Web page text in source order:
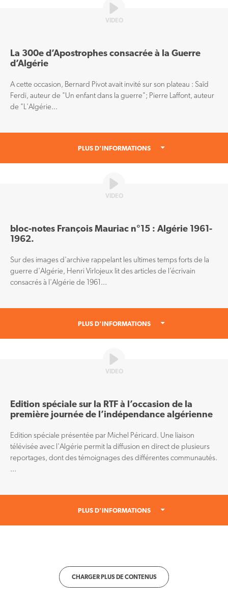
VIDEO
La 300e d’Apostrophes consacrée à la Guerre
d’Algérie
A cette occasion, Bernard Pivot avait invité sur son plateau : Saïd
Ferdi, auteur de "Un enfant dans la guerre"; Pierre Laffont, auteur
de "L'Algérie...
PLUS D'INFORMATIONS
VIDEO
bloc-notes François Mauriac n°15 : Algérie 1961-
1962.
Sur des images d'archive rappelant les ultimes temps forts de la
guerre d'Algérie, Henri Virlojeux lit des articles de l’écrivain
consacrés à l'Algérie de 1961...
PLUS D'INFORMATIONS
VIDEO
Edition spéciale sur la RTF à l’occasion de la
première journée de l’indépendance algérienne
Edition spéciale présentée par Michel Péricard. Une liaison
télévisée avec l'Algérie permit la diffusion en direct de plusieurs
reportages, dont des témoignages des différentes communautés.
...
PLUS D'INFORMATIONS
CHARGER PLUS DE CONTENUS